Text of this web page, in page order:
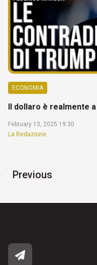
ECONOMIA
Il dollaro è realmente
February 13, 2025 19:30
La Redazione
Previous